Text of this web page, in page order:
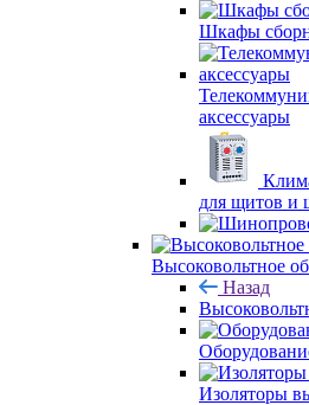
Шкафы
аксессуары
для щитов и
Высоковольтное
Назад
Изоляторы